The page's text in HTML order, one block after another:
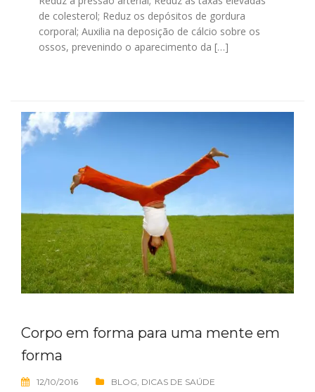
de colesterol; Reduz os depósitos de gordura
corporal; Auxilia na deposição de cálcio sobre os
ossos, prevenindo o aparecimento da […]
Corpo em forma para uma mente em
forma
12/10/2016 BLOG DICAS DE SAÚDE